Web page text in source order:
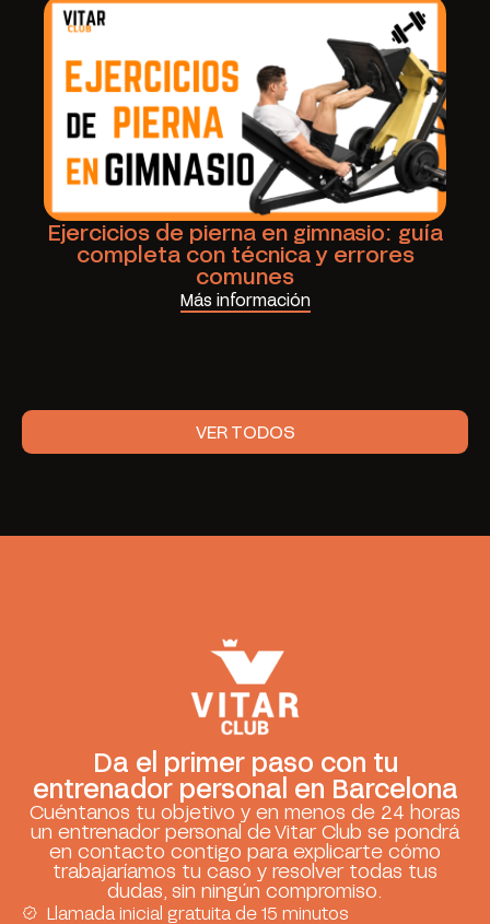
Ejercicios de pierna en gimnasio: guía
completa con técnica y errores
comunes
Más información
VER TODOS
Da el primer paso con tu
entrenador personal en Barcelona
Cuéntanos tu objetivo y en menos de 24 horas
un entrenador personal de Vitar Club se pondrá
en contacto contigo para explicarte cómo
trabajaríamos tu caso y resolver todas tus
dudas, sin ningún compromiso.
Llamada inicial gratuita de 15 minutos